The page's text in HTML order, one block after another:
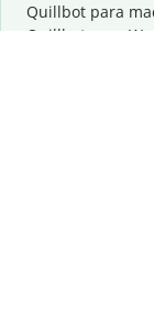
Quillbot para
Quillbot para